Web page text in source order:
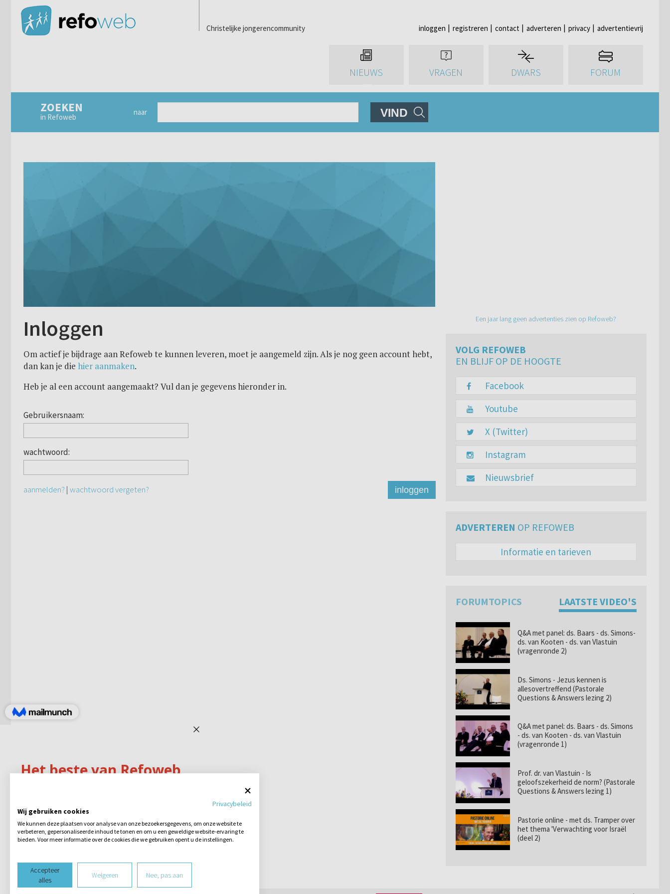
Christelijke jongerencommunity inloggen registreren contact adverteren privacy advertentievrij
NIEUWS VRAGEN DWARS FORUM
ZOEKEN
in Refoweb
naar VIND
Inloggen
Om actief je bijdrage aan Refoweb te kunnen leveren, moet je aangemeld zijn. Als je nog geen account hebt,
dan kan je die hier aanmaken.
Heb je al een account aangemaakt? Vul dan je gegevens hieronder in.
Gebruikersnaam:
wachtwoord:
aanmelden? | wachtwoord vergeten? inloggen
Een jaar lang geen advertenties zien op Refoweb?
VOLG REFOWEB
EN BLIJF OP DE HOOGTE
Facebook
Youtube
X (Twitter)
Instagram
Nieuwsbrief
ADVERTEREN OP REFOWEB
Informatie en tarieven
FORUMTOPICS LAATSTE VIDEO'S
Q&A met panel: ds. Baars - ds. Simons-
ds. van Kooten - ds. van Vlastuin
(vragenronde 2)
Ds. Simons - Jezus kennen is
allesovertreffend (Pastorale
Questions & Answers lezing 2)
Q&A met panel: ds. Baars - ds. Simons
- ds. van Kooten - ds. van Vlastuin
(vragenronde 1)
Prof. dr. van Vlastuin - Is
geloofszekerheid de norm? (Pastorale
Questions & Answers lezing 1)
Pastorie online - met ds. Tramper over
het thema 'Verwachting voor Israël
(deel 2)
Privacybeleid
Wij gebruiken cookies
We kunnen deze plaatsen voor analyse van onze bezoekersgegevens, om onze website te
verbeteren, gepersonaliseerde inhoud te tonen en om u een geweldige website-ervaring te
bieden. Voor meer informatie over de cookies die we gebruiken opent u de instellingen.
Accepteer
alles
Weigeren Nee, pas aan